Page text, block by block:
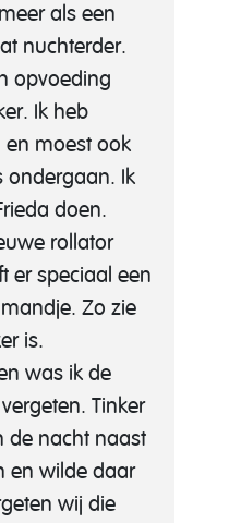
als een
nuchterder.
opvoeding
Ik heb
en moest ook
ondergaan. Ik
doen.
rollator
er speciaal een
Zo zie
is.
was ik de
Tinker
de nacht naast
en wilde daar
wij die